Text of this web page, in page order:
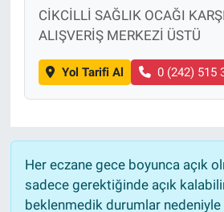
CİKCİLLİ SAĞLIK OCAĞI
ALIŞVERİŞ MERKEZİ ÜSTÜ
Yol Tarifi Al 0 (242) 515
Her eczane gece boyunca açık
sadece gerektiğinde açık
beklenmedik durumlar